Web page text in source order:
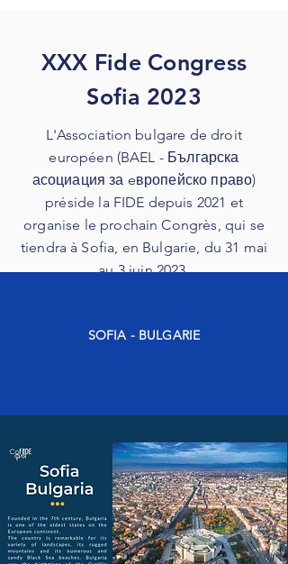
XXX Fide Congress
Sofia 2023
L'Association bulgare de droit
européen (BAEL - Българска
асоциация за eвропейско право)
préside la FIDE depuis 2021 et
organise le prochain Congrès, qui se
tiendra à Sofia, en Bulgarie, du 31 mai
au 3 juin 2023.
SOFIA - BULGARIE
Inscrivez-vous !